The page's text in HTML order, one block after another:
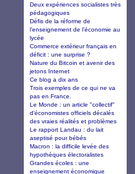
Deux expériences socialistes très
pédagogiques
Défis de la réforme de
l’enseignement de l’économie au
lycée
Commerce extérieur français en
déficit : une surprise ?
Nature du Bitcoin et avenir des
jetons Internet
Ce blog a dix ans
Trois exemples de ce qui ne va
pas en France.
Le Monde : un article "collectif"
d'économistes officiels décalés
des vraies réalités et problèmes
Le rapport Landau : du lait
aseptisé pour bébés
Macron : la difficile levée des
hypothèques électoralistes
Grandes écoles : une
enseignement économique